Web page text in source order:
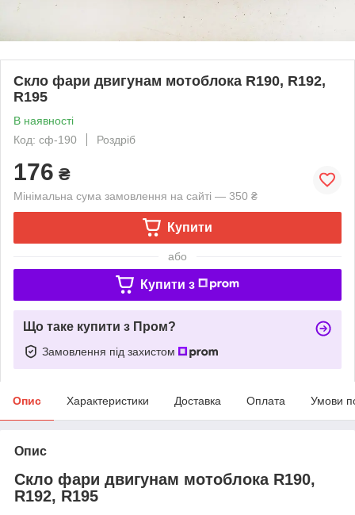
Скло фари двигунам мотоблока R190, R192,
R195
В наявності
Код: сф-190
Роздріб
176 ₴
Мінімальна сума замовлення на сайті — 350 ₴
Купити
або
Купити з
Що таке купити з Пром?
Замовлення під захистом
Опис Характеристики Доставка Оплата Умови
Опис
Скло фари двигунам мотоблока R190,
R192, R195